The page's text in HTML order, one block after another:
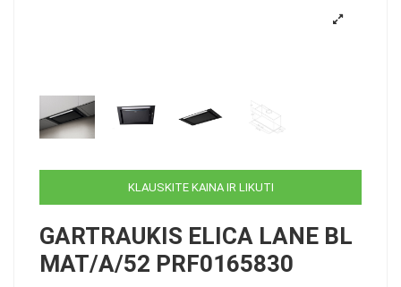
KLAUSKITE KAINA IR LIKUTI
GARTRAUKIS ELICA LANE BL
MAT/A/52 PRF0165830